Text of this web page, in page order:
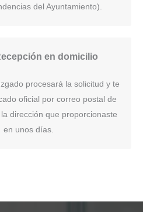
del Ayuntamiento).
en domicilio
procesará la solicitud y te
oficial por correo postal de
dirección que proporcionaste
en unos días.